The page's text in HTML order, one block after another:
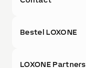
Bestel LOXONE
LOXONE Partners